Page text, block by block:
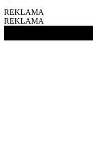
REKLAMA
REKLAMA